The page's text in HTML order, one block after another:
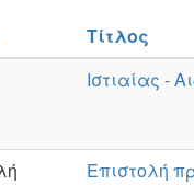
Τίτλος
Ιστιαίας -
Επιστολή